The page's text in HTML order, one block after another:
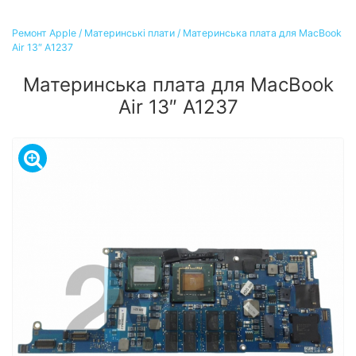
Ремонт Apple / Материнські плати / Материнська плата для MacBook
Air 13″ A1237
Материнська плата для MacBook
Air 13″ A1237